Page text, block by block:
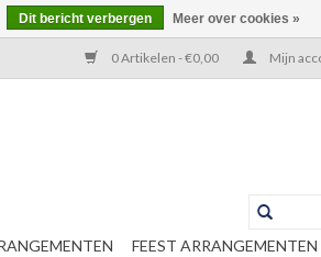
0 Artikelen - €0,00 Mijn
FEEST ARRANGEMENTEN
Dit bericht verbergen Meer over cookies »